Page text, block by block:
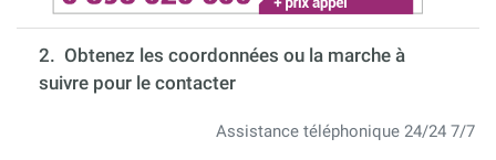
2. Obtenez les coordonnées ou la marche à
suivre pour le contacter
Assistance téléphonique 24/24 7/7